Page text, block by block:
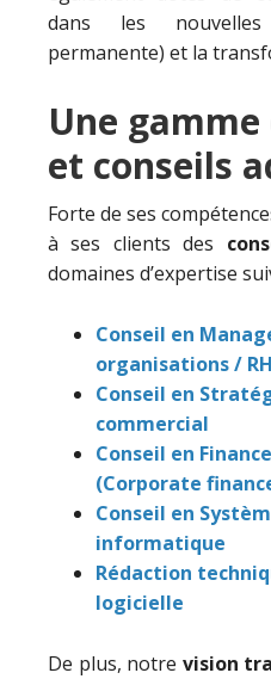
dans les nouvelles
permanente) et la
Une
et conseils
Forte de ses
à ses clients des
domaines d’expertise
Conseil en
organisations / RH
Conseil en
commercial
Conseil en
(Corporate
Conseil en
informatique
Rédaction
logicielle
De plus, notre vision